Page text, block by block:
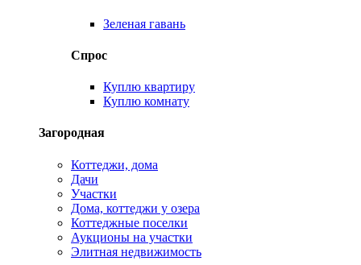
Зеленая гавань
Спрос
Куплю квартиру
Куплю комнату
Загородная
Коттеджи, дома
Дачи
Участки
Дома, коттеджи у озера
Коттеджные поселки
Аукционы на участки
Элитная недвижимость